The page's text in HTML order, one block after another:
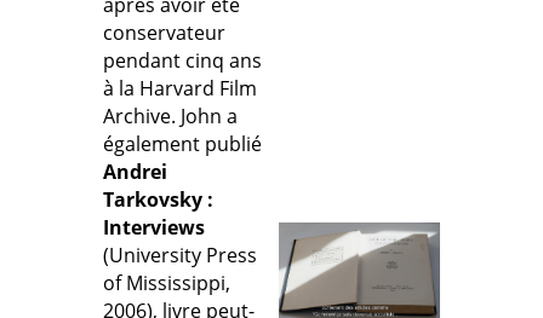
conservateur
pendant cinq ans
à la Harvard Film
Archive. John a
également publié
Andrei
Tarkovsky :
Interviews
(University Press
of Mississippi,
2006), livre peut-